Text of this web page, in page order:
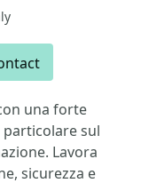
una forte
sul
Lavora
sicurezza e